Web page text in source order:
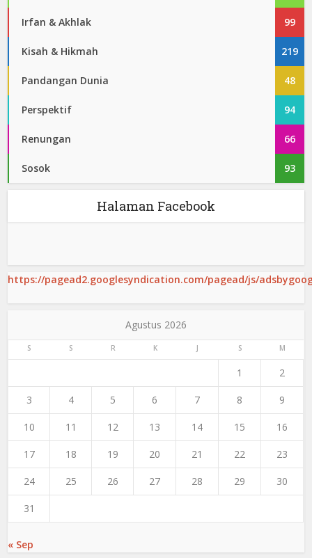
Irfan & Akhlak 99
Kisah & Hikmah 219
Pandangan Dunia 48
Perspektif 94
Renungan 66
Sosok 93
Halaman Facebook
https://pagead2.googlesyndication.com/pagead/js/
Agustus 2026
S S R K J S M
1 2
3 4 5 6 7 8 9
10 11 12 13 14 15 16
17 18 19 20 21 22 23
24 25 26 27 28 29 30
31
« Sep